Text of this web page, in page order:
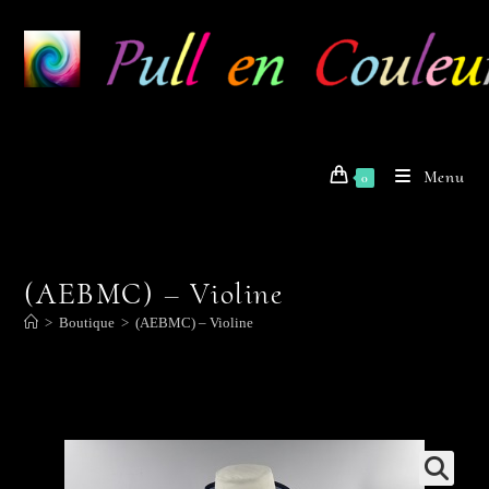
content
0 Menu
(AEBMC) – Violine
> Boutique > (AEBMC) – Violine